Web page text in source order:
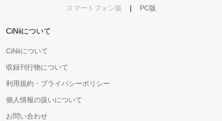
スマートフォン版 | PC版
CiNiiについて
CiNiiについて
収録刊行物について
利用規約・プライバシーポリシー
個人情報の扱いについて
お問い合わせ